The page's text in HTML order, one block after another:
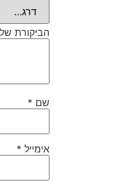
הביקורת
שם *
אימייל *